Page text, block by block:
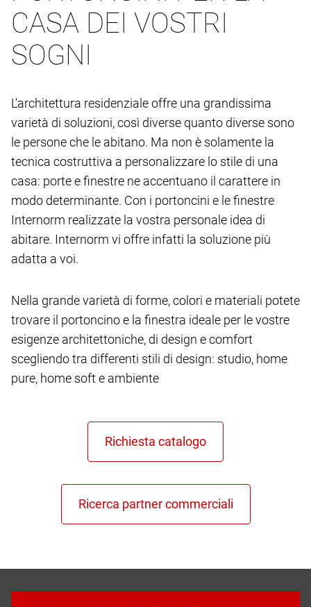
CASA DEI VOSTRI
SOGNI
L'architettura residenziale offre una grandissima
varietà di soluzioni, così diverse quanto diverse sono
le persone che le abitano. Ma non è solamente la
tecnica costruttiva a personalizzare lo stile di una
casa: porte e finestre ne accentuano il carattere in
modo determinante. Con i portoncini e le finestre
Internorm realizzate la vostra personale idea di
abitare. Internorm vi offre infatti la soluzione più
adatta a voi.
Nella grande varietà di forme, colori e materiali potete
trovare il portoncino e la finestra ideale per le vostre
esigenze architettoniche, di design e comfort
scegliendo tra differenti stili di design: studio, home
pure, home soft e ambiente